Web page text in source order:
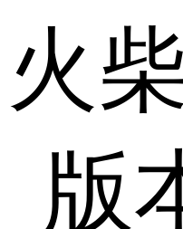
火
版